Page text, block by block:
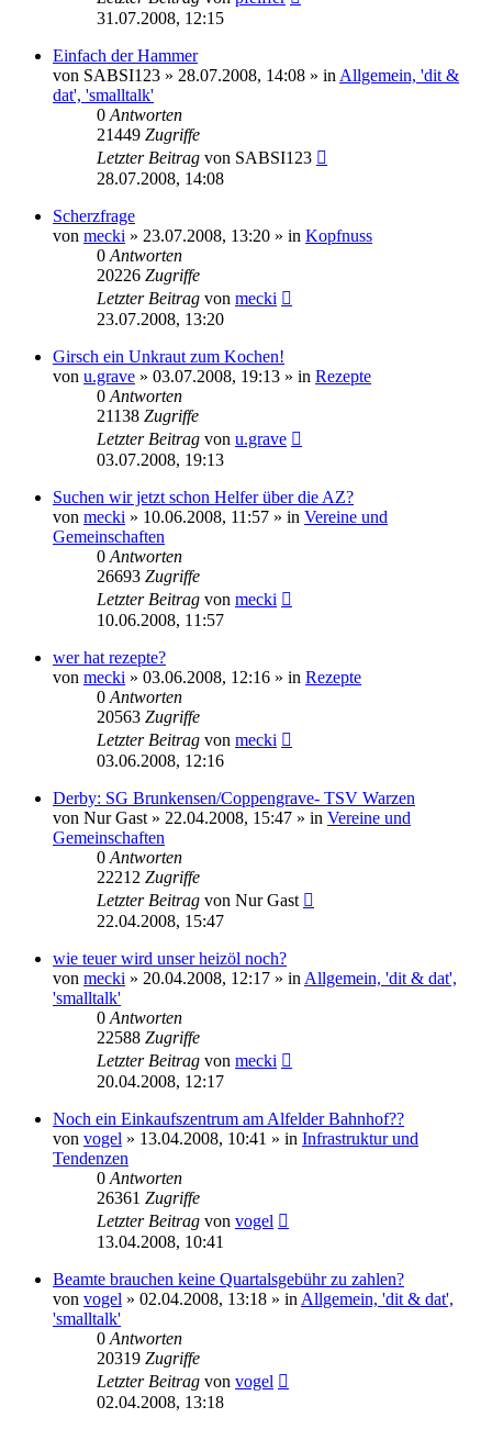
31.07.2008, 12:15
Einfach der Hammer
von SABSI123 » 28.07.2008, 14:08 » in Allgemein, 'dit &
dat', 'smalltalk'
0 Antworten
21449 Zugriffe
Letzter Beitrag von SABSI123
28.07.2008, 14:08
Scherzfrage
von mecki » 23.07.2008, 13:20 » in Kopfnuss
0 Antworten
20226 Zugriffe
Letzter Beitrag von mecki
23.07.2008, 13:20
Girsch ein Unkraut zum Kochen!
von u.grave » 03.07.2008, 19:13 » in Rezepte
0 Antworten
21138 Zugriffe
Letzter Beitrag von u.grave
03.07.2008, 19:13
Suchen wir jetzt schon Helfer über die AZ?
von mecki » 10.06.2008, 11:57 » in Vereine und
Gemeinschaften
0 Antworten
26693 Zugriffe
Letzter Beitrag von mecki
10.06.2008, 11:57
wer hat rezepte?
von mecki » 03.06.2008, 12:16 » in Rezepte
0 Antworten
20563 Zugriffe
Letzter Beitrag von mecki
03.06.2008, 12:16
Derby: SG Brunkensen/Coppengrave- TSV Warzen
von Nur Gast » 22.04.2008, 15:47 » in Vereine und
Gemeinschaften
0 Antworten
22212 Zugriffe
Letzter Beitrag von Nur Gast
22.04.2008, 15:47
wie teuer wird unser heizöl noch?
von mecki » 20.04.2008, 12:17 » in Allgemein, 'dit & dat',
'smalltalk'
0 Antworten
22588 Zugriffe
Letzter Beitrag von mecki
20.04.2008, 12:17
Noch ein Einkaufszentrum am Alfelder Bahnhof??
von vogel » 13.04.2008, 10:41 » in Infrastruktur und
Tendenzen
0 Antworten
26361 Zugriffe
Letzter Beitrag von vogel
13.04.2008, 10:41
Beamte brauchen keine Quartalsgebühr zu zahlen?
von vogel » 02.04.2008, 13:18 » in Allgemein, 'dit & dat',
'smalltalk'
0 Antworten
20319 Zugriffe
Letzter Beitrag von vogel
02.04.2008, 13:18